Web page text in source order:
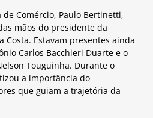
Comércio, Paulo Bertinetti,
mãos do presidente da
Costa. Estavam presentes ainda
Carlos Bacchieri Duarte e o
Touguinha. Durante o
a importância do
que guiam a trajetória da